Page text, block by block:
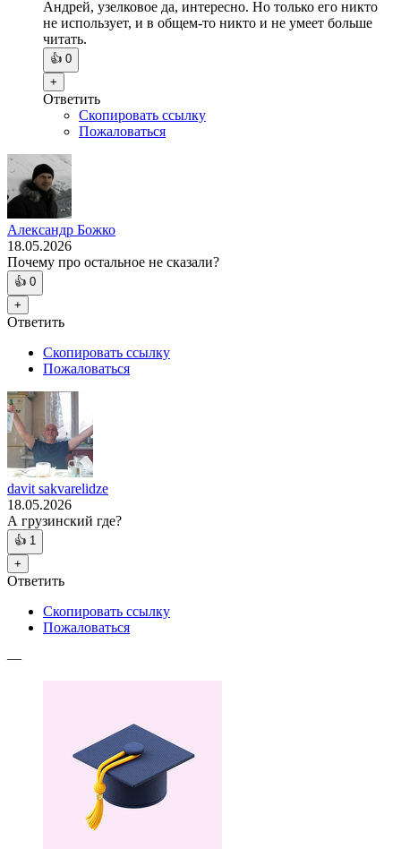
Андрей, узелковое да, интересно. Но только его никто
не использует, и в общем-то никто и не умеет больше
читать.
👍 0
+
Ответить
Скопировать ссылку
Пожаловаться
Александр Божко
18.05.2026
Почему про остальное не сказали?
👍 0
+
Ответить
Скопировать ссылку
Пожаловаться
davit sakvarelidze
18.05.2026
А грузинский где?
👍 1
+
Ответить
Скопировать ссылку
Пожаловаться
—